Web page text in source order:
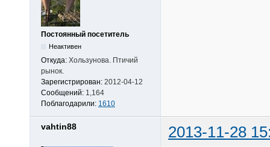
Постоянный посетитель
Неактивен
Откуда: Хользунова. Птичий
рынок.
Зарегистрирован: 2012-04-12
Сообщений: 1,164
Поблагодарили: 1610
vahtin88 2013-11-28